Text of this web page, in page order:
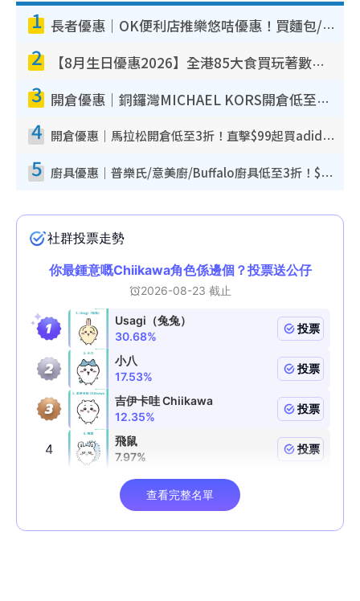
1 長者優惠｜OK便利店推樂悠咭優惠！買麵包/牛奶/保健品拍卡即減
2 【8月生日優惠2026】全港85大食買玩著數攻略 自助餐/火鍋放題同行免費＋誠品/DONKI送現金券
3 開倉優惠｜銅鑼灣MICHAEL KORS開倉低至17折！直擊$500起買手袋/銀包/鞋款 必買經典Jet Set系列
4 開倉優惠｜馬拉松開倉低至3折！直擊$99起買adidas／New Balance／Puma鞋款 STANLEY保溫杯劈價至$119起
5 廚具優惠｜普樂氏/意美廚/Buffalo廚具低至3折！$89起買煎鍋／炒鑊／個人鍋 同場小家電激減至$99起